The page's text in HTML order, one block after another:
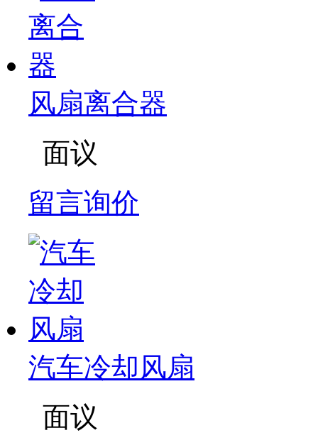
风扇离合器
面议
留言询价
汽车冷却风扇
面议